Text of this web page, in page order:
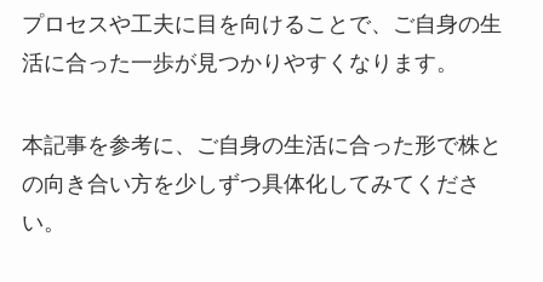
プロセスや工夫に目を向けることで、ご自身の生
活に合った一歩が見つかりやすくなります。
本記事を参考に、ご自身の生活に合った形で株と
の向き合い方を少しずつ具体化してみてくださ
い。